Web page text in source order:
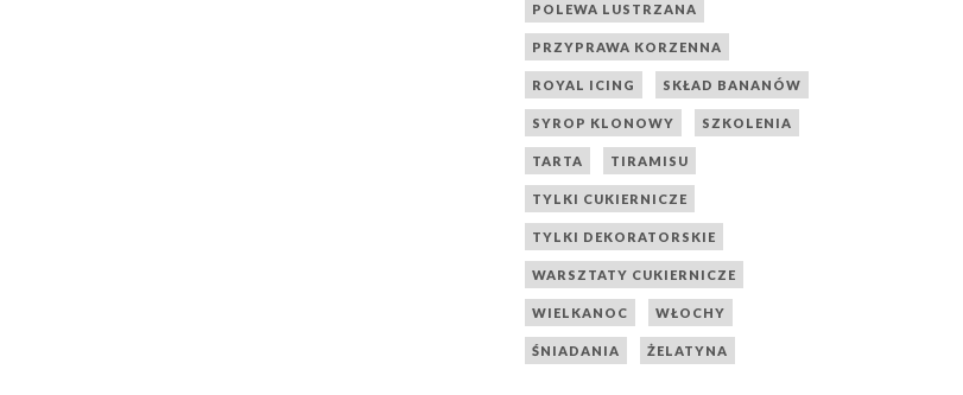
POLEWA LUSTRZANA
PRZYPRAWA KORZENNA
ROYAL ICING SKŁAD BANANÓW
SYROP KLONOWY SZKOLENIA
TARTA TIRAMISU
TYLKI CUKIERNICZE
TYLKI DEKORATORSKIE
WARSZTATY CUKIERNICZE
WIELKANOC WŁOCHY
ŚNIADANIA ŻELATYNA